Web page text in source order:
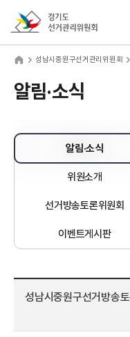
성남시중원구선거관리위원회
알림·소식
알림·소식
위원소개
선거방송토론위원회
이벤트게시판
성남시중원구선거방송